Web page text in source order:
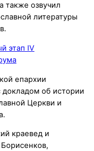
также озвучил
литературы
епархии
об истории
Церкви и
краевед и